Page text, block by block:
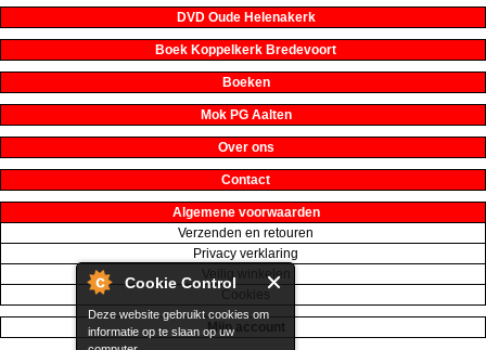
Cookie Control
Deze website gebruikt cookies om
informatie op te slaan op uw
DVD Oude Helenakerk
Boek Koppelkerk Bredevoort
Boeken
Mok PG Aalten
Over ons
Contact
Algemene voorwaarden
Verzenden en retouren
Privacy verklaring
Veilig winkelen
Cookies
Mijn account